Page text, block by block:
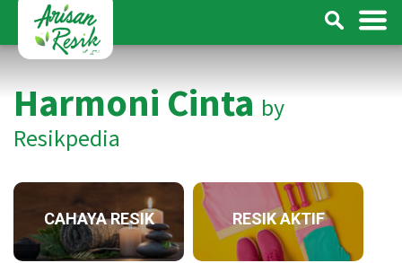
Harmoni Cinta by
Resikpedia
CAHAYA RESIK RESIK AKTIF